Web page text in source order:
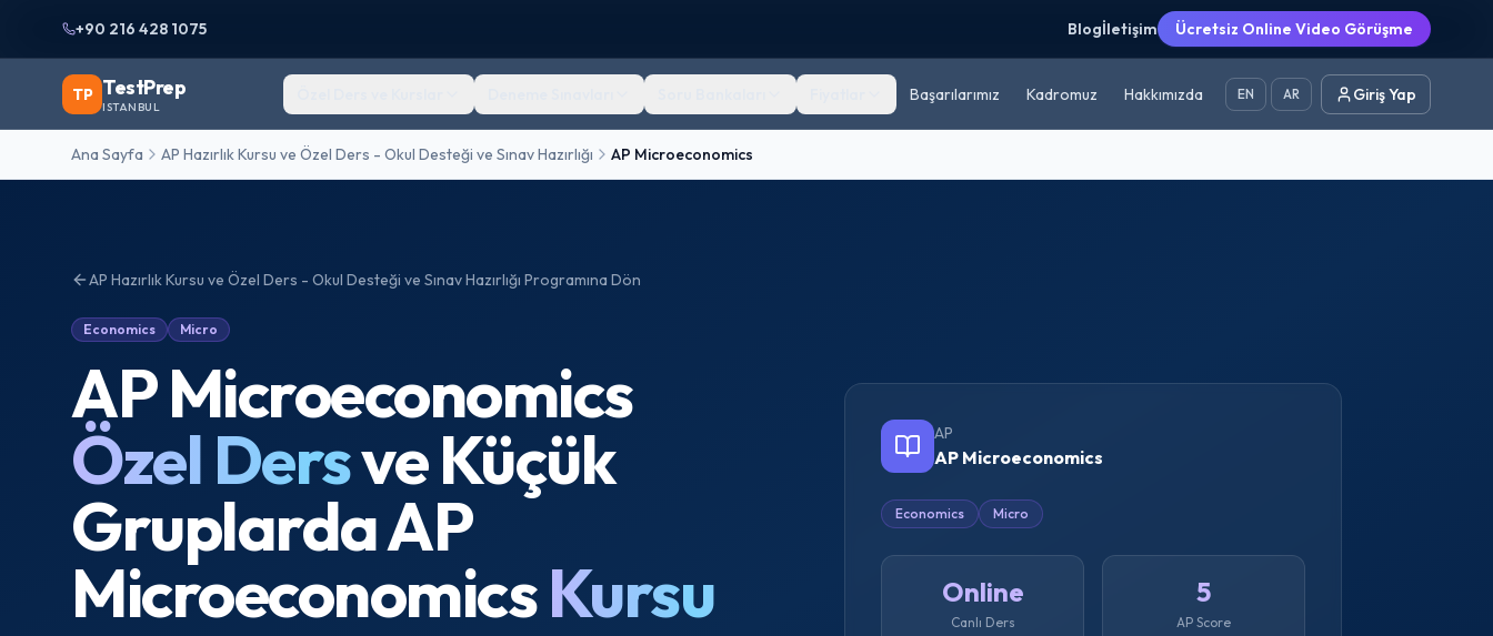
+90 216 428 1075 Blogİletişim Ücretsiz Online Video Görüşme
TP TestPrep
ISTANBUL
Başarılarımız Kadromuz Hakkımızda EN AR Giriş Yap
Ana Sayfa AP Hazırlık Kursu ve Özel Ders - Okul Desteği ve Sınav Hazırlığı AP Microeconomics
AP Hazırlık Kursu ve Özel Ders - Okul Desteği ve Sınav Hazırlığı Programına Dön
Economics Micro
AP Microeconomics
Özel Dersve Küçük
GruplardaAP
MicroeconomicsKursu
AP
AP Microeconomics
Economics Micro
Online
Canlı Ders
5
AP Score